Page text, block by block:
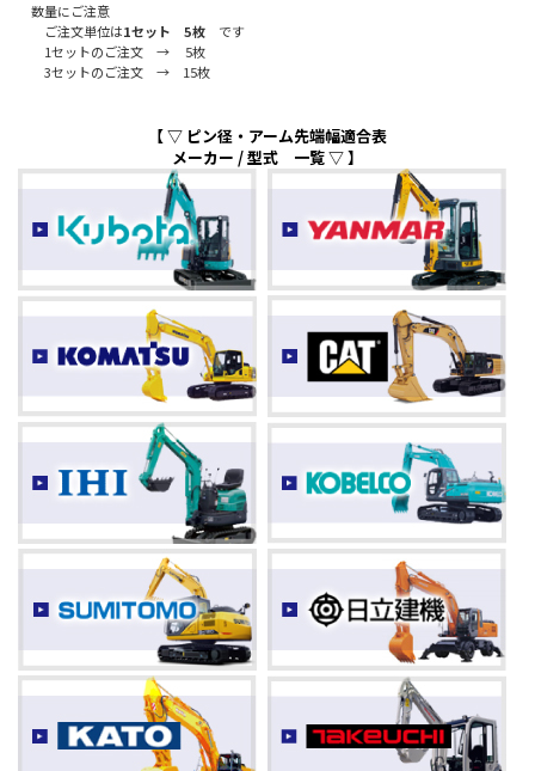
数量にご注意
ご注文単位は1セット 5枚 です
1セットのご注文 → 5枚
3セットのご注文 → 15枚
【 ▽ ピン径・アーム先端幅適合表
メーカー / 型式 一覧 ▽ 】